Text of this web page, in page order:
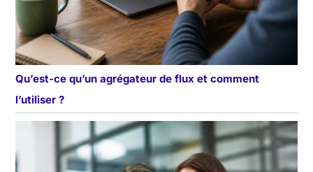
Qu’est-ce qu’un agrégateur de flux et comment
l’utiliser ?